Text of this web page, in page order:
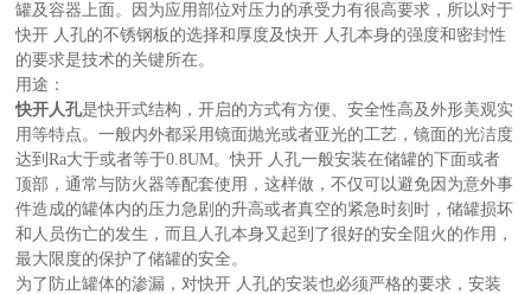
罐及容器上面。因为应用部位对压力的承受力有很高要求，所以对于
快开 人孔的不锈钢板的选择和厚度及快开 人孔本身的强度和密封性
的要求是技术的关键所在。
用途：
快开人孔是快开式结构，开启的方式有方便、安全性高及外形美观实
用等特点。一般内外都采用镜面抛光或者亚光的工艺，镜面的光洁度
达到Ra大于或者等于0.8UM。快开 人孔一般安装在储罐的下面或者
顶部，通常与防火器等配套使用，这样做，不仅可以避免因为意外事
件造成的罐体内的压力急剧的升高或者真空的紧急时刻时，储罐损坏
和人员伤亡的发生，而且人孔本身又起到了很好的安全阻火的作用，
最大限度的保护了储罐的安全。
为了防止罐体的渗漏，对快开 人孔的安装也必须严格的要求，安装